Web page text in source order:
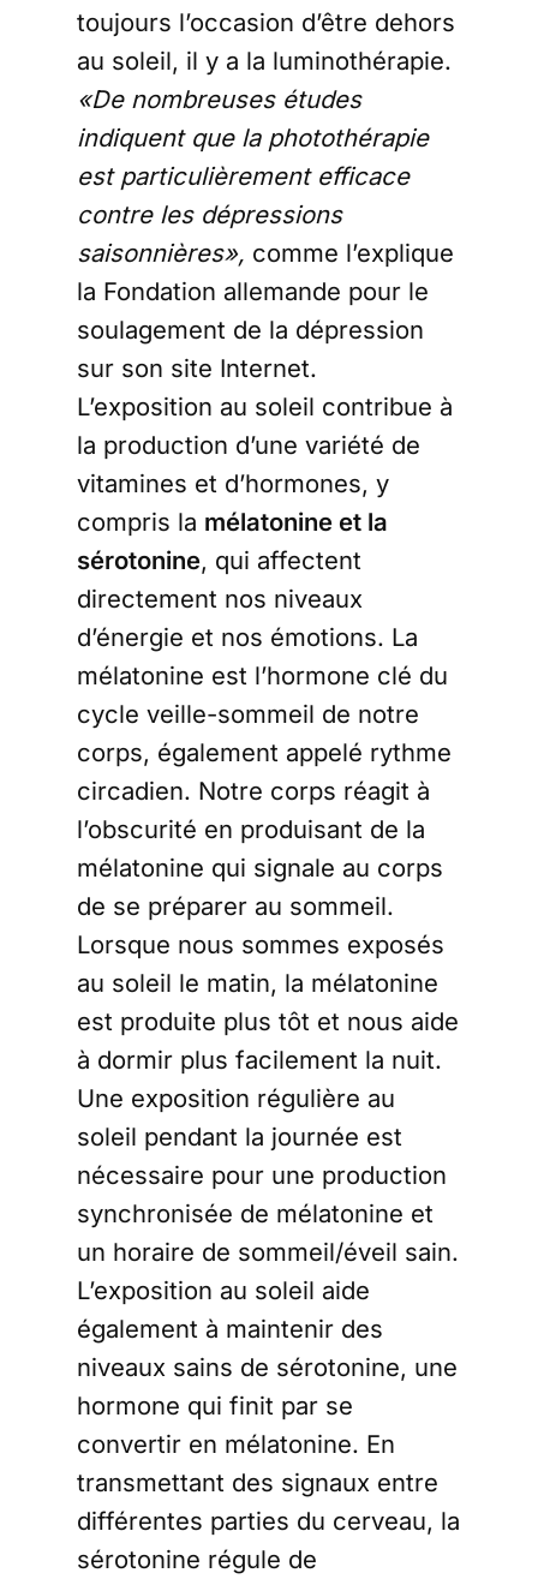
toujours l’occasion d’être dehors
au soleil, il y a la luminothérapie.
«De nombreuses études
indiquent que la photothérapie
est particulièrement efficace
contre les dépressions
saisonnières», comme l’explique
la Fondation allemande pour le
soulagement de la dépression
sur son site Internet.
L’exposition au soleil contribue à
la production d’une variété de
vitamines et d’hormones, y
compris la mélatonine et la
sérotonine, qui affectent
directement nos niveaux
d’énergie et nos émotions. La
mélatonine est l’hormone clé du
cycle veille-sommeil de notre
corps, également appelé rythme
circadien. Notre corps réagit à
l’obscurité en produisant de la
mélatonine qui signale au corps
de se préparer au sommeil.
Lorsque nous sommes exposés
au soleil le matin, la mélatonine
est produite plus tôt et nous aide
à dormir plus facilement la nuit.
Une exposition régulière au
soleil pendant la journée est
nécessaire pour une production
synchronisée de mélatonine et
un horaire de sommeil/éveil sain.
L’exposition au soleil aide
également à maintenir des
niveaux sains de sérotonine, une
hormone qui finit par se
convertir en mélatonine. En
transmettant des signaux entre
différentes parties du cerveau, la
sérotonine régule de